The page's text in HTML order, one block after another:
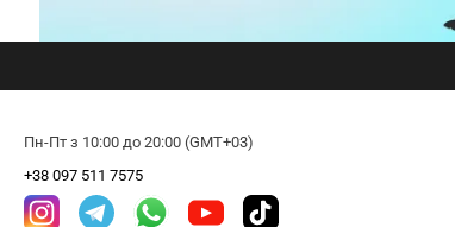
Пн-Пт з 10:00 до 20:00 (GMT+03)
+38 097 511 7575